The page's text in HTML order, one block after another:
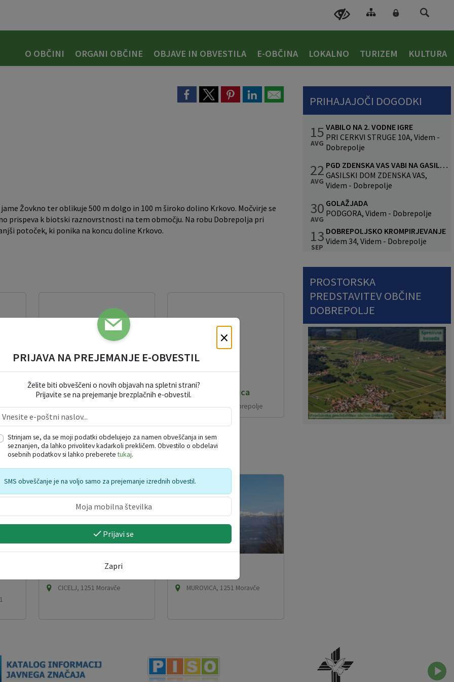
O OBČINI ORGANI OBČINE OBJAVE IN OBVESTILA E-OBČINA LOKALNO TURIZEM KULTURA
Žovkno ter oblikuje 500 m dolgo in 100 m široko dolino Krkovo. Močvirje se
prispeva k biotski raznovrstnosti na tem območju. Na robu Dobrepolja pri
potoček, ki ponika na koncu doline Krkovo.
Podpeška jama
, 1312 Videm - Dobrepolje
Krvniška okroglica
, 1312 Videm - Dobrepolje
TIC Moravče
CICELJ, 1251 Moravče
TIC Moravče
MUROVICA, 1251 Moravče
PRIHAJAJOČI DOGODKI
15
AVG
VABILO NA 2. VODNE IGRE
PRI CERKVI STRUGE 10A, Videm -
Dobrepolje
22
AVG
PGD ZDENSKA VAS VABI NA GASILSKO VESELICO S SKUPINO CALYPSO
GASILSKI DOM ZDENSKA VAS,
Videm - Dobrepolje
30
AVG
GOLAŽJADA
PODGORA, Videm - Dobrepolje
13
SEP
DOBREPOLJSKO KROMPIRJEVANJE
Videm 34, Videm - Dobrepolje
PROSTORSKA
PREDSTAVITEV OBČINE
DOBREPOLJE
×
PRIJAVA NA PREJEMANJE E-OBVESTIL
Želite biti obveščeni o novih objavah na spletni strani?
Prijavite se na prejemanje brezplačnih e-obvestil.
Strinjam se, da se moji podatki obdelujejo za namen obveščanja in sem
seznanjen, da lahko privolitev kadarkoli prekličem. Obvestilo o obdelavi
osebnih podatkov si lahko preberetetukaj.
SMS obveščanje je na voljo samo za prejemanje izrednih obvestil.
Prijavi se
Zapri